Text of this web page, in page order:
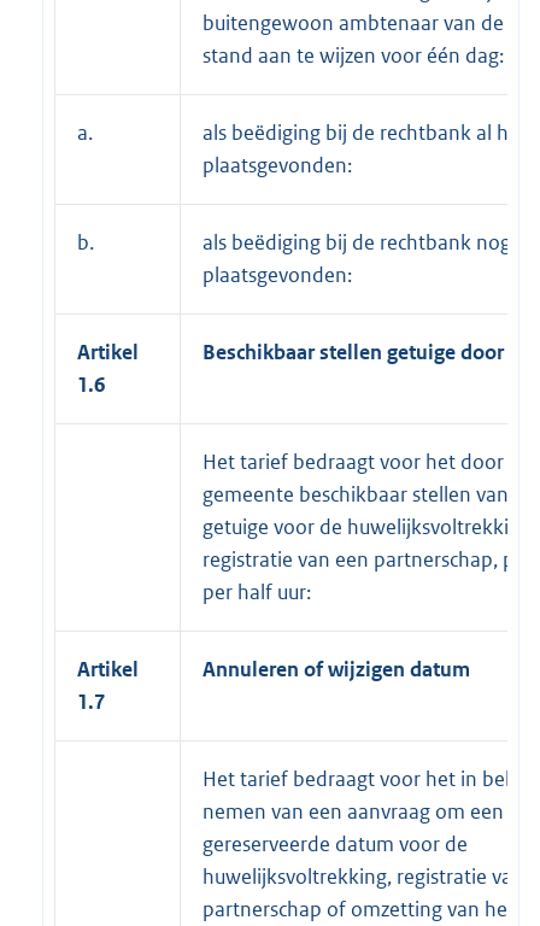
buitengewoon ambtenaar van de
stand aan te wijzen voor één dag:
a.
als beëdiging bij de rechtbank al
plaatsgevonden:
b.
als beëdiging bij de rechtbank nog
plaatsgevonden:
Artikel
1.6
Beschikbaar stellen getuige door
Het tarief bedraagt voor het door de
gemeente beschikbaar stellen van
getuige voor de huwelijksvoltrekking
registratie van een partnerschap, per
per half uur:
Artikel
1.7
Annuleren of wijzigen datum
Het tarief bedraagt voor het in
nemen van een aanvraag om een
gereserveerde datum voor de
huwelijksvoltrekking, registratie van
partnerschap of omzetting van het